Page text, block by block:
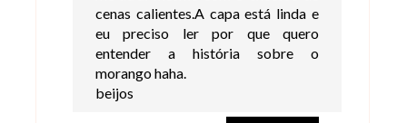
cenas calientes.A capa está linda e
eu preciso ler por que quero
entender a história sobre o
morango haha.
beijos